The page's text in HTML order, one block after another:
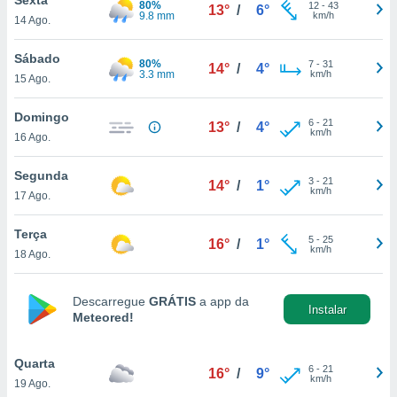
lhe
e
com
Pode
e
a
a
14 Ago.
80%
9.8 mm
13° / 6° 12- 43
km/h
Sábado
15 Ago.
80%
3.3 mm
14° / 4° 7- 31
km/h
Domingo
16 Ago.
13° / 4° 6- 21
km/h
Segunda
17 Ago.
14° / 1° 3- 21
km/h
Terça
18 Ago.
16° / 1° 5- 25
km/h
Descarregue GRÁTIS a app da
Meteored!
Instalar
Quarta
19 Ago.
16° / 9° 6- 21
km/h